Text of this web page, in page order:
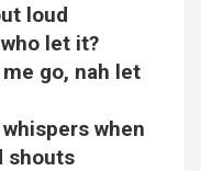
loud
let it?
go, nah let
when
shouts